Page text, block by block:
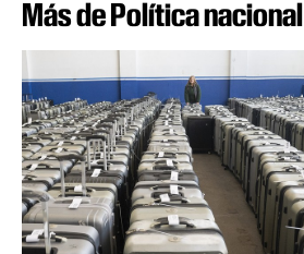
Más de Política nacional